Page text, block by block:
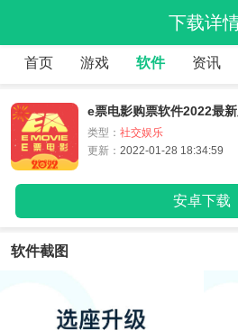
下载详
首页 游戏 软件 资讯
e票电影购票软件2022最
类型： 社交娱乐
更新： 2022-01-28 18:34:59
安卓下载
软件截图